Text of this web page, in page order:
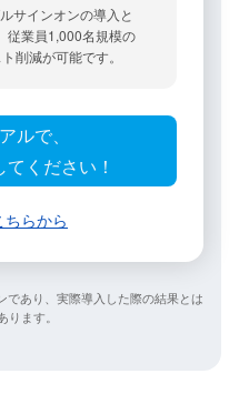
サインオンの​導入と​
従業員1,000名規模の​
削減が​可能です。
ルで、
ください！
らから
あり、​実際導入した​際の​結果とは​
ます。